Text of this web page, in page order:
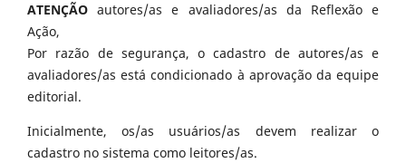
ATENÇÃO autores/as e avaliadores/as da Reflexão e
Ação,
Por razão de segurança, o cadastro de autores/as e
avaliadores/as está condicionado à aprovação da equipe
editorial.
Inicialmente, os/as usuários/as devem realizar o
cadastro no sistema como leitores/as.